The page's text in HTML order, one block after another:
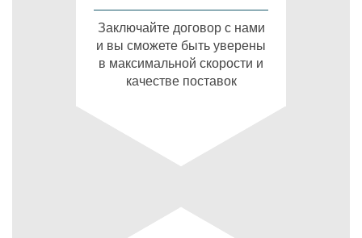
Заключайте договор с нами
и вы сможете быть уверены
в максимальной скорости и
качестве поставок